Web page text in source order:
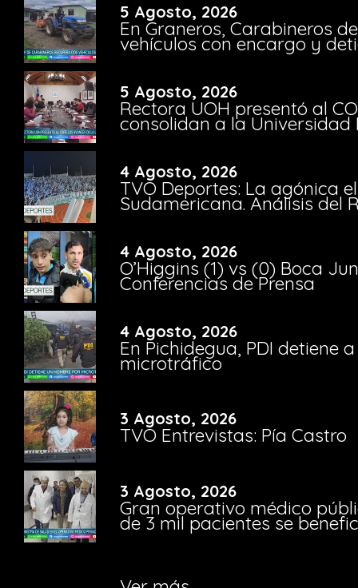
5 Agosto, 2026
En Graneros, Carabineros
vehículos con encargo y
5 Agosto, 2026
Rectora UOH presentó al
consolidan a la Universidad
4 Agosto, 2026
TVO Deportes: La agónica
Sudamericana. Análisis del
4 Agosto, 2026
O’Higgins (1) vs (0) Boca
Conferencias de Prensa
4 Agosto, 2026
En Pichidegua, PDI detiene
microtráfico
3 Agosto, 2026
TVO Entrevistas: Pía Castro
3 Agosto, 2026
Gran operativo médico
de 3 mil pacientes se